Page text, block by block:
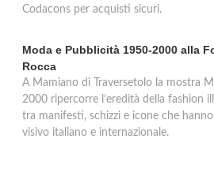
Codacons per acquisti sicuri.
Moda e Pubblicità 1950-2000 alla
Rocca
A Mamiano di Traversetolo la mostra
2000 ripercorre l’eredità della fashion
tra manifesti, schizzi e icone che
visivo italiano e internazionale.